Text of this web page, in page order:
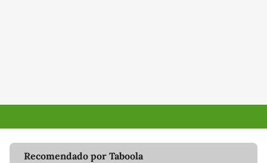
Recomendado por Taboola